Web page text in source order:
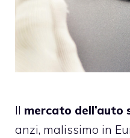
Il mercato dell’auto
anzi, malissimo in